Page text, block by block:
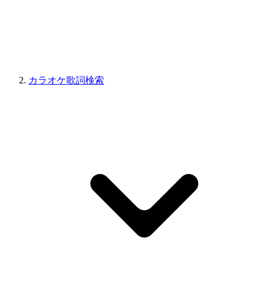
カラオケ歌詞検索